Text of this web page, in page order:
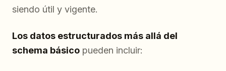
siendo útil y vigente.
Los datos estructurados más allá del
schema básico pueden incluir: